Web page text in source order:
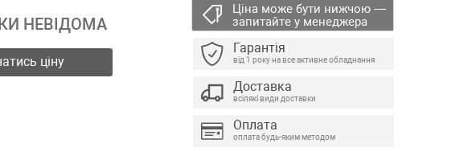
НЕВІДОМА
ціну
Ціна може бути нижчою —
запитайте у менеджера
Гарантія
від 1 року на все активне обладнання
Доставка
всілякі види доставки
Оплата
оплата будь-яким методом